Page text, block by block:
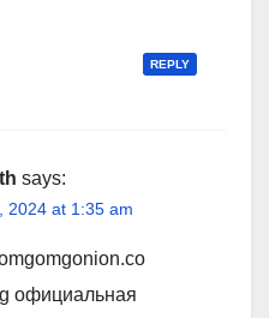
REPLY
says:
2024 at 1:35 am
официальная